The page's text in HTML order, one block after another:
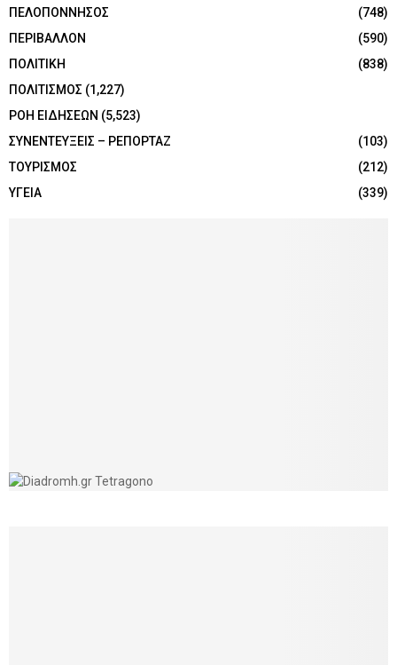
ΠΕΛΟΠΟΝΝΗΣΟΣ
(748)
ΠΕΡΙΒΑΛΛΟΝ
(590)
ΠΟΛΙΤΙΚΗ
(838)
ΠΟΛΙΤΙΣΜΟΣ (1,227)
ΡΟΗ ΕΙΔΗΣΕΩΝ (5,523)
ΣΥΝΕΝΤΕΥΞΕΙΣ – ΡΕΠΟΡΤΑΖ
(103)
ΤΟΥΡΙΣΜΟΣ
(212)
ΥΓΕΙΑ
(339)